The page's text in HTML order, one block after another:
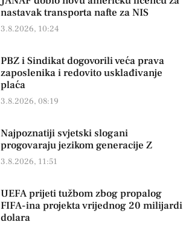
nastavak transporta nafte za NIS
3.8.2026, 10:24
PBZ i Sindikat dogovorili veća prava
zaposlenika i redovito usklađivanje
plaća
3.8.2026, 08:19
Najpoznatiji svjetski slogani
progovaraju jezikom generacije Z
3.8.2026, 11:51
UEFA prijeti tužbom zbog propalog
FIFA-ina projekta vrijednog 20 milijardi
dolara